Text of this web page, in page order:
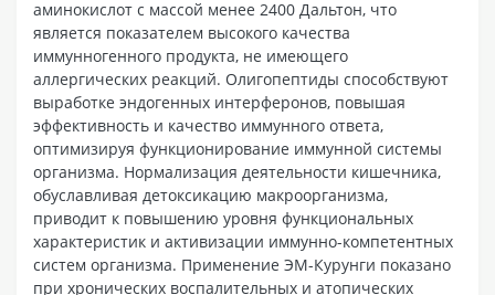
аминокислот с массой менее 2400 Дальтон, что
является показателем высокого качества
иммунногенного продукта, не имеющего
аллергических реакций. Олигопептиды способствуют
выработке эндогенных интерферонов, повышая
эффективность и качество иммунного ответа,
оптимизируя функционирование иммунной системы
организма. Нормализация деятельности кишечника,
обуславливая детоксикацию макроорганизма,
приводит к повышению уровня функциональных
характеристик и активизации иммунно-компетентных
систем организма. Применение ЭМ-Курунги показано
при хронических воспалительных и атопических